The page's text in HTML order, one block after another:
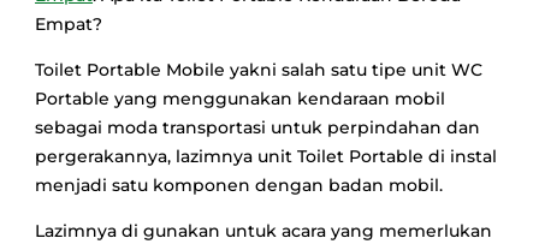
Empat?
Toilet Portable Mobile yakni salah satu tipe unit WC
Portable yang menggunakan kendaraan mobil
sebagai moda transportasi untuk perpindahan dan
pergerakannya, lazimnya unit Toilet Portable di instal
menjadi satu komponen dengan badan mobil.
Lazimnya di gunakan untuk acara yang memerlukan